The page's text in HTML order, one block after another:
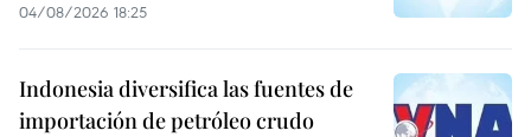
04/08/2026 18:25
Indonesia diversifica las fuentes de
importación de petróleo crudo